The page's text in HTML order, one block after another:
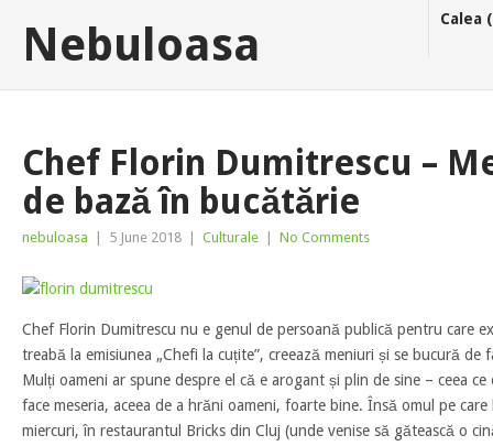
Nebuloasa Calea
Chef Florin Dumitrescu –
de bază în bucătărie
nebuloasa 5 June 2018 Culturale No Comments
Chef Florin Dumitrescu nu e genul de persoană publică pentru care
treabă la emisiunea „Chefi la cuțite”, creează meniuri și se bucură de
Mulți oameni ar spune despre el că e arogant și plin de sine – ceea
face meseria, aceea de a hrăni oameni, foarte bine. Însă omul pe
miercuri, în restaurantul Bricks din Cluj (unde venise să gătească o